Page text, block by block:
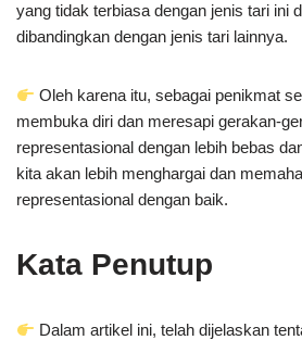
yang tidak terbiasa dengan jenis tari ini
dibandingkan dengan jenis tari lainnya.
Oleh karena itu, sebagai penikmat
membuka diri dan meresapi gerakan-
representasional dengan lebih bebas
kita akan lebih menghargai dan
representasional dengan baik.
Kata Penutup
Dalam artikel ini, telah dijelaskan